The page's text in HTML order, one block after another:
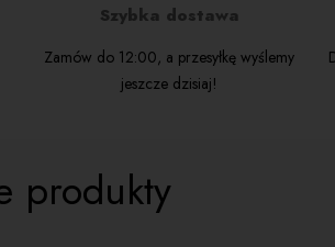
Szybka dostawa
Zamów do 12:00, a przesyłkę wyślemy
jeszcze dzisiaj!
produkty